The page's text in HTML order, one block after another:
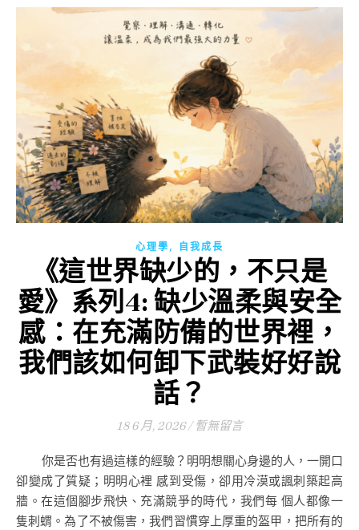
心理學, 自我成長
《這世界缺少的，不只是
愛》系列4: 缺少溫柔與安全
感：在充滿防備的世界裡，
我們該如何卸下武裝好好說
話？
18 6 月, 2026 / 暫無留言
你是否也有過這樣的經驗？明明想關心身邊的人，一開口
卻變成了質疑；明明心裡 感到受傷，卻用冷漠或諷刺築起高
牆。在這個腳步飛快、充滿競爭的時代，我們每 個人都像一
隻刺蝟。為了不被傷害，我們習慣穿上厚重的盔甲，把所有的